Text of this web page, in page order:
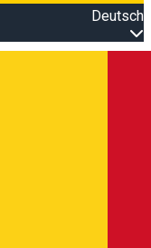
Deutsch